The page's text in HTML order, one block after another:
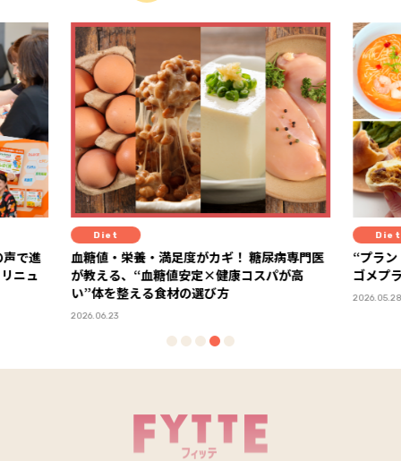
養・満足度がカギ！ 糖尿病専門医
“血糖値安定×健康コスパが高
る食材の選び方
“プラントベースって実際ど
ゴメプラントベース部レポー
2026.05.28